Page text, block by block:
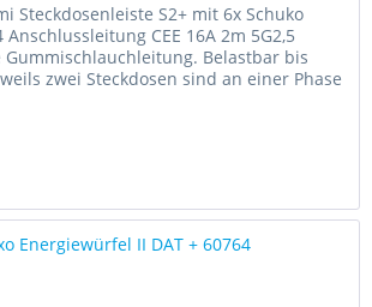
Steckdosenleiste S2+ mit 6x Schuko
Anschlussleitung CEE 16A 2m 5G2,5
Gummischlauchleitung. Belastbar bis
zwei Steckdosen sind an einer Phase